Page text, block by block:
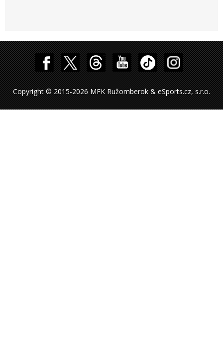
Copyright © 2015-2026 MFK Ružomberok & eSports.cz, s.r.o.